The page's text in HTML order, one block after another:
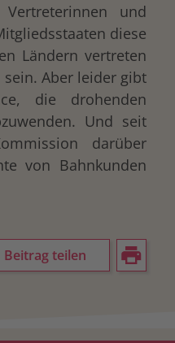
und
diese
Ländern vertreten
Aber leider gibt
die drohenden
Und seit
darüber
von Bahnkunden
Beitrag teilen